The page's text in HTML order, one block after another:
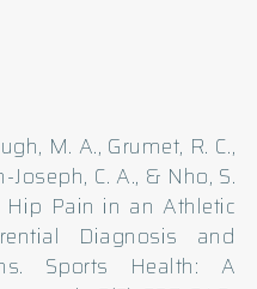
M. A., Grumet, R. C.,
Joseph, C. A., & Nho, S.
Hip Pain in an Athletic
Diagnosis and
Sports Health: A